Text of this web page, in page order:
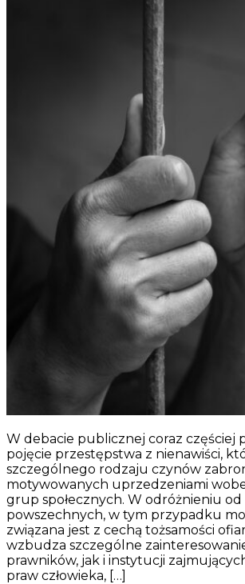
W debacie publicznej coraz częściej
pojęcie przestępstwa z nienawiści,
szczególnego rodzaju czynów
motywowanych uprzedzeniami
grup społecznych. W odróżnieniu
powszechnych, w tym przypadku
związana jest z cechą tożsamości
wzbudza szczególne
prawników, jak i instytucji
praw człowieka, […]